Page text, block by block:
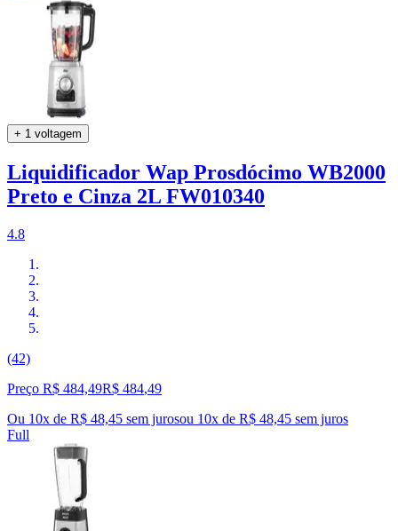
+ 1 voltagem
Liquidificador Wap Prosdócimo WB2000
Preto e Cinza 2L FW010340
4.8
(42)
Preço R$ 484,49R$ 484,49
Ou 10x de R$ 48,45 sem jurosou 10x de R$ 48,45 sem juros
Full